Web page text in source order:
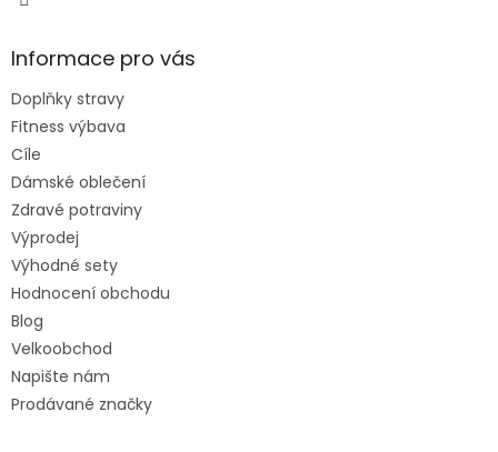
Informace pro vás
Doplňky stravy
Fitness výbava
Cíle
Dámské oblečení
Zdravé potraviny
Výprodej
Výhodné sety
Hodnocení obchodu
Blog
Velkoobchod
Napište nám
Prodávané značky